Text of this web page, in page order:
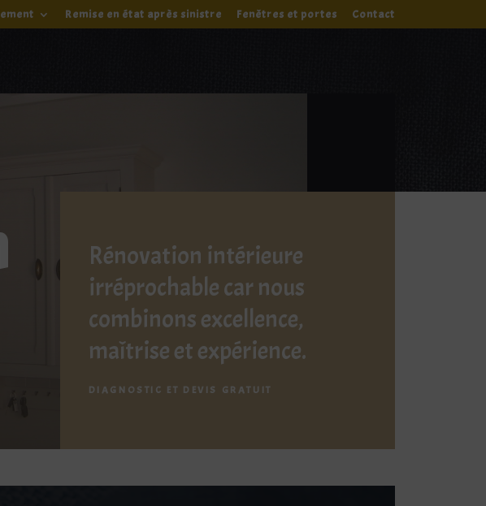
Remise en état après sinistre Fenêtres et portes Contact
Rénovation intérieure
irréprochable car nous
combinons excellence,
maîtrise et expérience.
DIAGNOSTIC ET DEVIS GRATUIT